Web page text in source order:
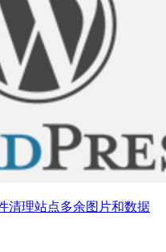
清理站点多余图片和数据